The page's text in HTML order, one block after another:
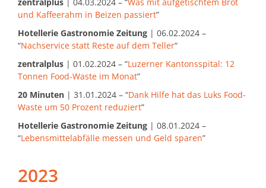
und Kaffeerahm in Beizen passiert”
Hotellerie Gastronomie Zeitung | 06.02.2024 –
“Nachservice statt Reste auf dem Teller“
zentralplus | 01.02.2024 – “Luzerner Kantonsspital: 12
Tonnen Food-Waste im Monat”
20 Minuten | 31.01.2024 – “Dank Hilfe hat das Luks Food-
Waste um 50 Prozent reduziert”
Hotellerie Gastronomie Zeitung | 08.01.2024 –
“Lebensmittelabfälle messen und Geld sparen”
2023